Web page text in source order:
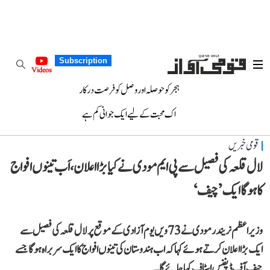
Subscription
Videos
ہجر کو حوصلہ اور وصل کو فرصت درکار
اک محبت کے لیے ایک جوانی کم ہے
قومی خبریں
لال قلعہ کی فصیل سے پی ایم مودی نے کیا بڑا اعلان، اَب تینوں افواج
کا ہوگا ایک ’چیف‘
وزیر اعظم نریندر مودی نے 73ویں یوم آزادی کے موقع پر لال قلعہ کی فصیل سے
ایک بڑا اعلان کرتے ہوئے کہا کہ اب ہندوستان کی تینوں افواج کا ایک سربراہ ہوگا جسے